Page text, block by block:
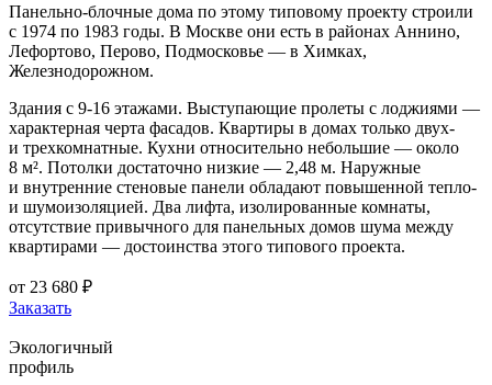
Панельно-блочные дома по этому типовому проекту строили
с 1974 по 1983 годы. В Москве они есть в районах Аннино,
Лефортово, Перово, Подмосковье — в Химках,
Железнодорожном.
Здания с 9-16 этажами. Выступающие пролеты с лоджиями —
характерная черта фасадов. Квартиры в домах только двух-
и трехкомнатные. Кухни относительно небольшие — около
8 м². Потолки достаточно низкие — 2,48 м. Наружные
и внутренние стеновые панели обладают повышенной тепло-
и шумоизоляцией. Два лифта, изолированные комнаты,
отсутствие привычного для панельных домов шума между
квартирами — достоинства этого типового проекта.
от 23 680 ₽
Заказать
Экологичный
профиль